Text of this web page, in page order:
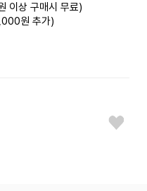
상 구매시 무료)
원 추가)